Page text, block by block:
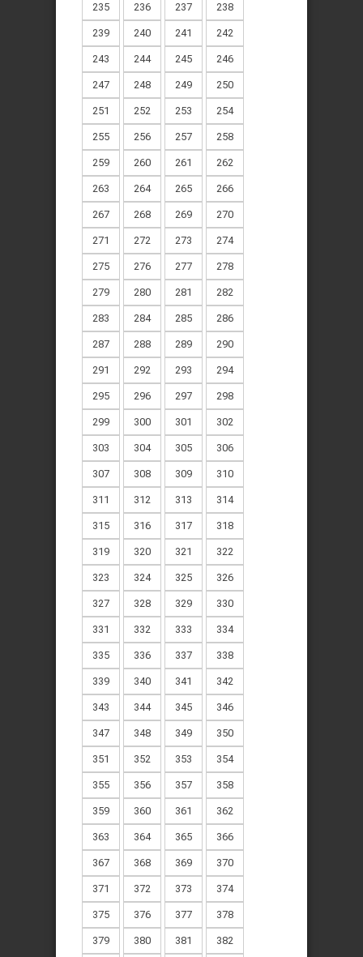
235 236 237 238
239 240 241 242
243 244 245 246
247 248 249 250
251 252 253 254
255 256 257 258
259 260 261 262
263 264 265 266
267 268 269 270
271 272 273 274
275 276 277 278
279 280 281 282
283 284 285 286
287 288 289 290
291 292 293 294
295 296 297 298
299 300 301 302
303 304 305 306
307 308 309 310
311 312 313 314
315 316 317 318
319 320 321 322
323 324 325 326
327 328 329 330
331 332 333 334
335 336 337 338
339 340 341 342
343 344 345 346
347 348 349 350
351 352 353 354
355 356 357 358
359 360 361 362
363 364 365 366
367 368 369 370
371 372 373 374
375 376 377 378
379 380 381 382